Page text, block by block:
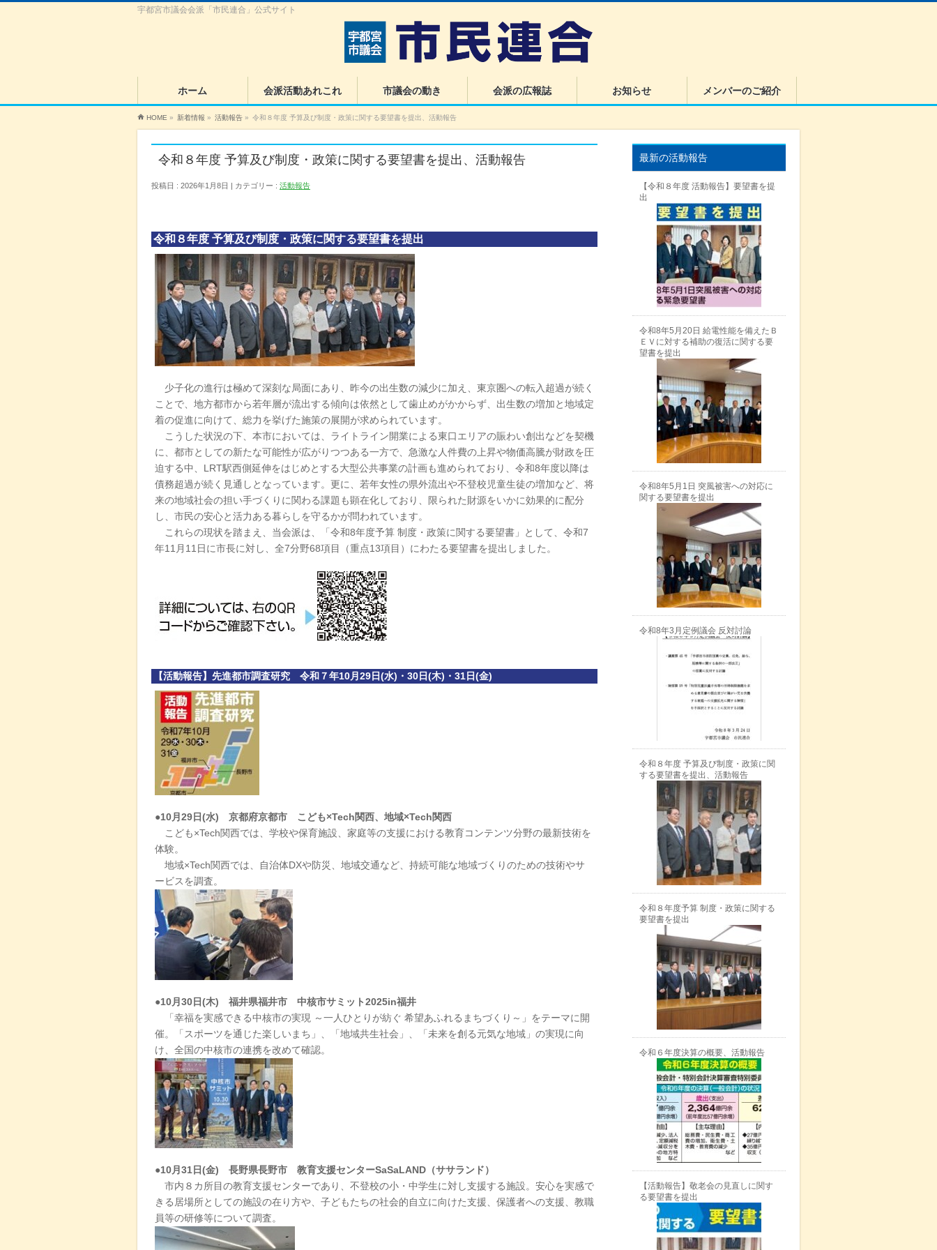
宇都宮市議会会派「市民連合」公式サイト
ホーム 会派活動あれこれ 市議会の動き 会派の広報誌 お知らせ メンバーのご紹介
HOME » 新着情報 » 活動報告 » 令和８年度 予算及び制度・政策に関する要望書を提出、活動報告
令和８年度 予算及び制度・政策に関する要望書を提出、活動報告
投稿日 : 2026年1月8日 カテゴリー : 活動報告
令和８年度 予算及び制度・政策に関する要望書を提出
少子化の進行は極めて深刻な局面にあり、昨今の出生数の減少に加え、東京圏への転入超過が続く
ことで、地方都市から若年層が流出する傾向は依然として歯止めがかからず、出生数の増加と地域定
着の促進に向けて、総力を挙げた施策の展開が求められています。
こうした状況の下、本市においては、ライトライン開業による東口エリアの賑わい創出などを契機
に、都市としての新たな可能性が広がりつつある一方で、急激な人件費の上昇や物価高騰が財政を圧
迫する中、LRT駅西側延伸をはじめとする大型公共事業の計画も進められており、令和8年度以降は
債務超過が続く見通しとなっています。更に、若年女性の県外流出や不登校児童生徒の増加など、将
来の地域社会の担い手づくりに関わる課題も顕在化しており、限られた財源をいかに効果的に配分
し、市民の安心と活力ある暮らしを守るかが問われています。
これらの現状を踏まえ、当会派は、「令和8年度予算 制度・政策に関する要望書」として、令和7
年11月11日に市長に対し、全7分野68項目（重点13項目）にわたる要望書を提出しました。
【活動報告】先進都市調査研究 令和７年10月29日(水)・30日(木)・31日(金)
●10月29日(水) 京都府京都市 こども×Tech関西、地域×Tech関西
こども×Tech関西では、学校や保育施設、家庭等の支援における教育コンテンツ分野の最新技術を
体験。
地域×Tech関西では、自治体DXや防災、地域交通など、持続可能な地域づくりのための技術やサ
ービスを調査。
●10月30日(木) 福井県福井市 中核市サミット2025in福井
「幸福を実感できる中核市の実現 ～一人ひとりが紡ぐ 希望あふれるまちづくり～」をテーマに開
催。「スポーツを通じた楽しいまち」、「地域共生社会」、「未来を創る元気な地域」の実現に向
け、全国の中核市の連携を改めて確認。
●10月31日(金) 長野県長野市 教育支援センターSaSaLAND（ササランド）
市内８カ所目の教育支援センターであり、不登校の小・中学生に対し支援する施設。安心を実感で
きる居場所としての施設の在り方や、子どもたちの社会的自立に向けた支援、保護者への支援、教職
員等の研修等について調査。
最新の活動報告
【令和８年度 活動報告】要望書を提
出
令和8年5月20日 給電性能を備えたＢ
ＥＶに対する補助の復活に関する要
望書を提出
令和8年5月1日 突風被害への対応に
関する要望書を提出
令和8年3月定例議会 反対討論
令和８年度 予算及び制度・政策に関
する要望書を提出、活動報告
令和８年度予算 制度・政策に関する
要望書を提出
令和６年度決算の概要、活動報告
【活動報告】敬老会の見直しに関す
る要望書を提出